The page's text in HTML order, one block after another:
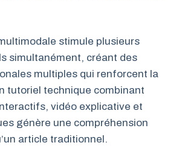
stimule plusieurs
simultanément, créant des
multiples qui renforcent la
tutoriel technique combinant
vidéo explicative et
génère une compréhension
article traditionnel.